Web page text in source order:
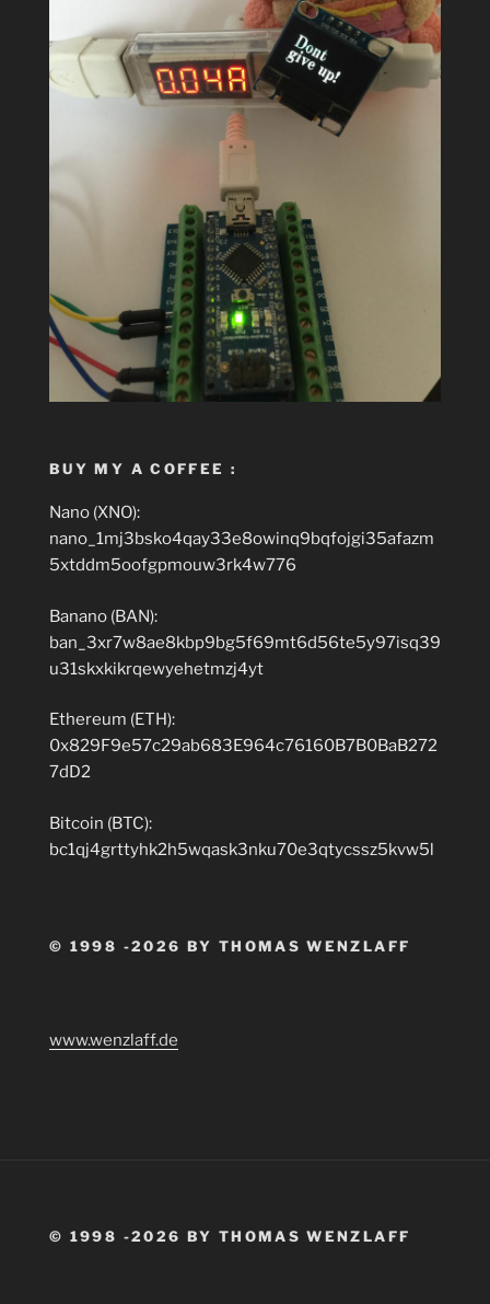
BUY MY A COFFEE :
Nano (XNO):
nano_1mj3bsko4qay33e8owinq9bqfojgi35afazm
5xtddm5oofgpmouw3rk4w776
Banano (BAN):
ban_3xr7w8ae8kbp9bg5f69mt6d56te5y97isq39
u31skxkikrqewyehetmzj4yt
Ethereum (ETH):
0x829F9e57c29ab683E964c76160B7B0BaB272
7dD2
Bitcoin (BTC):
bc1qj4grttyhk2h5wqask3nku70e3qtycssz5kvw5l
© 1998 -2026 BY THOMAS WENZLAFF
www.wenzlaff.de
© 1998 -2026 BY THOMAS WENZLAFF